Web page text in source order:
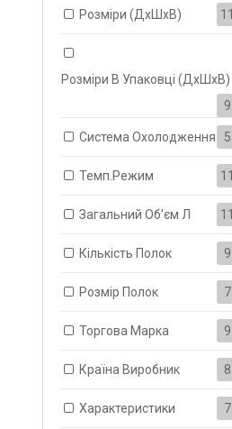
Розміри (ДхШхВ) 11
Розміри В Упаковці (ДхШхВ)
9
Система Охолодження 5
Темп.режим 11
Загальний Об'єм Л 11
Кількість Полок 9
Розмір Полок 7
Торгова Марка 9
Країна Виробник 8
Характеристики 7